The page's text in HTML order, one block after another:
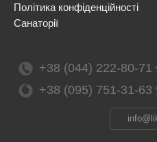
Політика конфіденційності
Санаторії
+38 (044) 222-80-71
+38 (095) 751-31-63